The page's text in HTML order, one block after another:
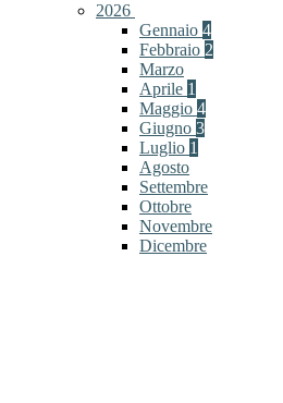
2026
Gennaio 4
Febbraio 2
Marzo
Aprile 1
Maggio 4
Giugno 3
Luglio 1
Agosto
Settembre
Ottobre
Novembre
Dicembre